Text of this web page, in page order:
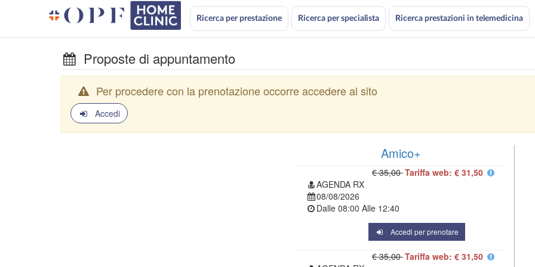
Ricerca per prestazione Ricerca per specialista Ricerca prestazioni in telemedicina
Proposte di appuntamento
Per procedere con la prenotazione occorre accedere al sito
Accedi
Amico+
€ 35,00Tariffa web: € 31,50
AGENDA RX
08/08/2026
Dalle 08:00 Alle 12:40
Accedi per prenotare
€ 35,00Tariffa web: € 31,50